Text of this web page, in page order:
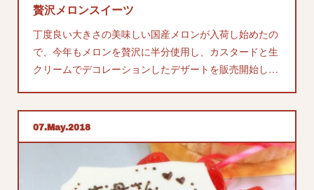
贅沢メロンスイーツ
丁度良い大きさの美味しい国産メロンが入荷し始めたの
で、今年もメロンを贅沢に半分使用し、カスタードと生
クリームでデコレーションしたデザートを販売開始し…
07 May 2018